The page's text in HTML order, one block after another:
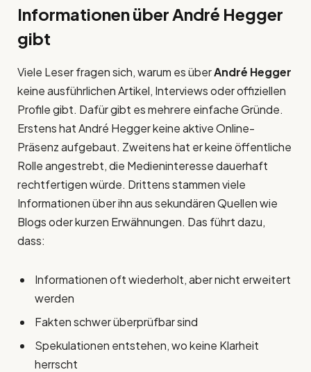
Informationen über André Hegger
gibt
Viele Leser fragen sich, warum es überAndré Hegger
keine ausführlichen Artikel, Interviews oder offiziellen
Profile gibt. Dafür gibt es mehrere einfache Gründe.
Erstens hat André Hegger keine aktive Online-
Präsenz aufgebaut. Zweitens hat er keine öffentliche
Rolle angestrebt, die Medieninteresse dauerhaft
rechtfertigen würde. Drittens stammen viele
Informationen über ihn aus sekundären Quellen wie
Blogs oder kurzen Erwähnungen. Das führt dazu,
dass:
Informationen oft wiederholt, aber nicht erweitert
werden
Fakten schwer überprüfbar sind
Spekulationen entstehen, wo keine Klarheit
herrscht